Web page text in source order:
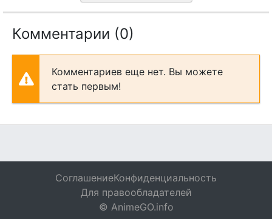
Комментарии (0)
Комментариев еще нет. Вы можете
стать первым!
СоглашениеКонфиденциальность
Для правообладателей
© AnimeGO.info